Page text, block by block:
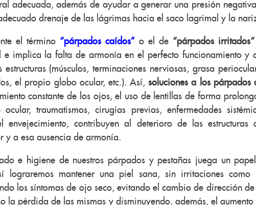
adecuada, además de ayudar a generar una presión
drenaje de las lágrimas hacia el saco lagrimal y la
el término “párpados caídos” o el de “párpados irritados“
e implica la falta de armonía en el perfecto funcionamiento y
estructuras (músculos, terminaciones nerviosas, grasa
el propio globo ocular, etc.). Así,soluciones a los párpados
constante de los ojos, el uso de lentillas de forma
ocular, traumatismos, cirugías previas, enfermedades
envejecimiento, contribuyen al deterioro de las estructuras
y a esa ausencia de armonía.
e higiene de nuestros párpados y pestañas juega un
lograremos mantener una piel sana, sin irritaciones como
los síntomas de ojo seco, evitando el cambio de dirección de
la pérdida de las mismas y disminuyendo, además, el